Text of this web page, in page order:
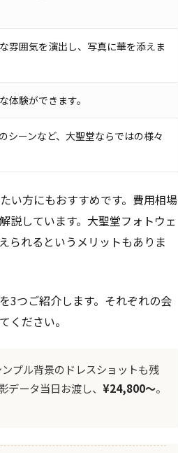
雰囲気を演出し、写真に華を添えま
体験ができます。
シーンなど、大聖堂ならではの様々
い方にもおすすめです。費用相場
説しています。大聖堂フォトウェ
られるというメリットもありま
3つご紹介します。それぞれの会
ください。
プル背景のドレスショットも残
ータ当日お渡し、 ¥24,800〜。